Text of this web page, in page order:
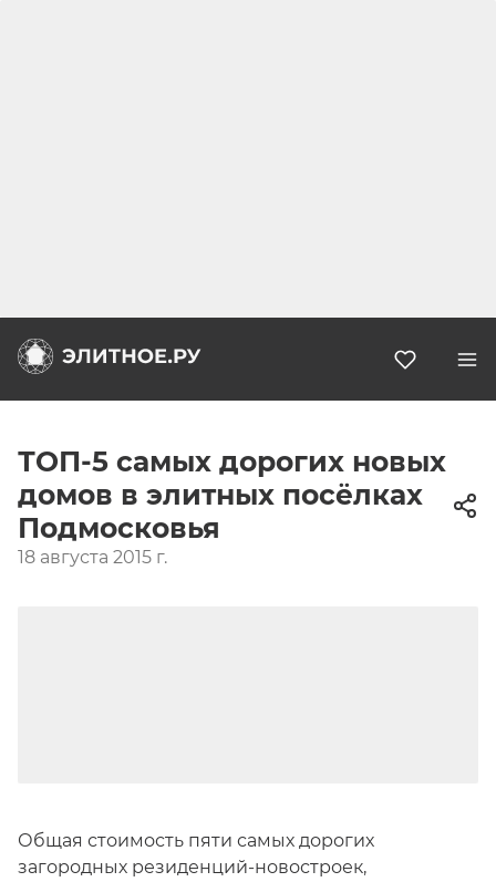
ТОП-5 самых дорогих новых
домов в элитных посёлках
Подмосковья
18 августа 2015 г.
Общая стоимость пяти самых дорогих
загородных резиденций-новостроек,